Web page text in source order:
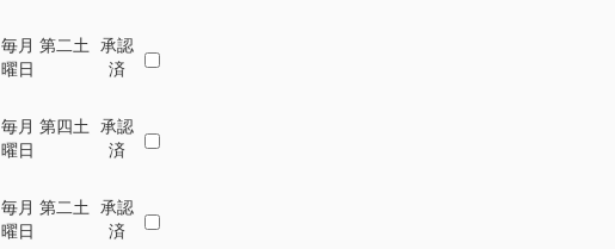
毎月 第二土
曜日
承認
済
毎月 第四土
曜日
承認
済
毎月 第二土
曜日
承認
済